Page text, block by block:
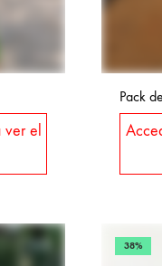
el
Pack
38%